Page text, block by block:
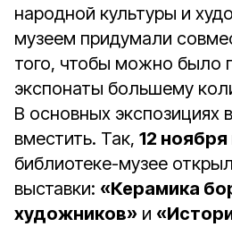
народной культуры и
музеем придумали
того, чтобы можно было
экспонаты большему
В основных экспозициях
вместить. Так, 12 ноября
библиотеке-музее
выставки: «Керамика
художников» и